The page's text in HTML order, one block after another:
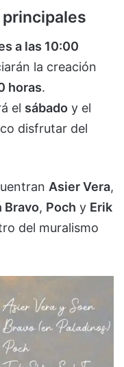
a las 10:00
la creación
horas.
el sábado y el
disfrutar del
Asier Vera,
Bravo, Poch y Erik
del muralismo